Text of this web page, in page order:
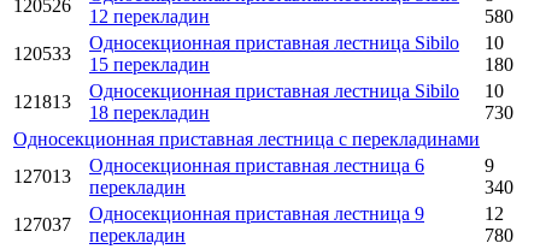
120526
12 перекладин
580
120533
Односекционная приставная лестница Sibilo
15 перекладин
10
180
121813
Односекционная приставная лестница Sibilo
18 перекладин
10
730
Односекционная приставная лестница с перекладинами
127013
Односекционная приставная лестница 6
перекладин
9
340
127037
Односекционная приставная лестница 9
перекладин
12
780